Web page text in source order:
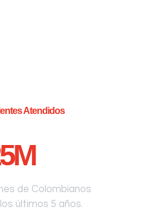
Atendidos
M
de Colombianos
últimos 5 años.